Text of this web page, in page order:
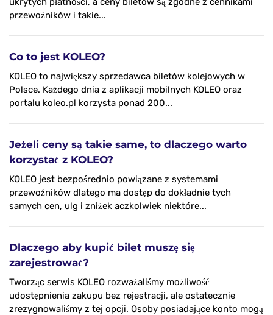
przewoźników i takie...
Co to jest KOLEO?
KOLEO to największy sprzedawca biletów kolejowych w
Polsce. Każdego dnia z aplikacji mobilnych KOLEO oraz
portalu koleo.pl korzysta ponad 200...
Jeżeli ceny są takie same, to dlaczego warto
korzystać z KOLEO?
KOLEO jest bezpośrednio powiązane z systemami
przewoźników dlatego ma dostęp do dokładnie tych
samych cen, ulg i zniżek aczkolwiek niektóre...
Dlaczego aby kupić bilet muszę się
zarejestrować?
Tworząc serwis KOLEO rozważaliśmy możliwość
udostępnienia zakupu bez rejestracji, ale ostatecznie
zrezygnowaliśmy z tej opcji. Osoby posiadające konto mogą